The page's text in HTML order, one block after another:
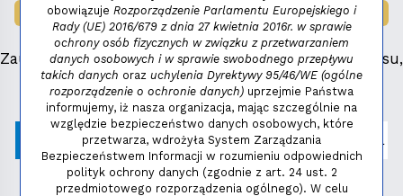
LAUREAT NAGRODY:MAŁY FENIKS 2025
Zauważyłeś błąd, masz propozycje dotyczące serwisu,
napisz:niezbednik@niedziela.pl
obowiązuje Rozporządzenie Parlamentu Europejskiego i
Rady (UE) 2016/679 z dnia 27 kwietnia 2016r. w sprawie
ochrony osób fizycznych w związku z przetwarzaniem
danych osobowych i w sprawie swobodnego przepływu
takich danych oraz uchylenia Dyrektywy 95/46/WE (ogólne
rozporządzenie o ochronie danych) uprzejmie Państwa
informujemy, iż nasza organizacja, mając szczególnie na
względzie bezpieczeństwo danych osobowych, które
przetwarza, wdrożyła System Zarządzania
Bezpieczeństwem Informacji w rozumieniu odpowiednich
polityk ochrony danych (zgodnie z art. 24 ust. 2
przedmiotowego rozporządzenia ogólnego). W celu